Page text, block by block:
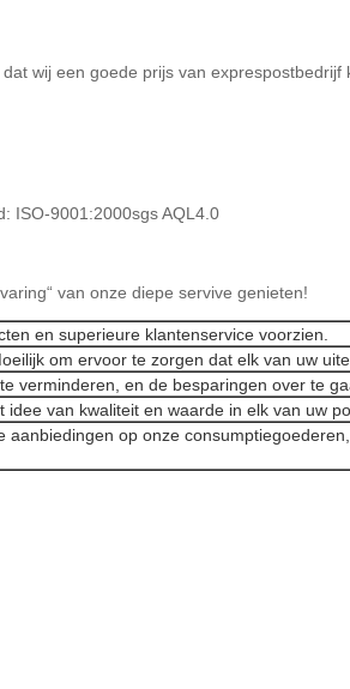
wij een goede prijs van
ISO-9001:2000sgs AQL4.0
van onze diepe servive genieten!
en superieure klantenservice voorzien.
om ervoor te zorgen dat elk van uw
verminderen, en de besparingen over te
van kwaliteit en waarde in elk van uw
op onze